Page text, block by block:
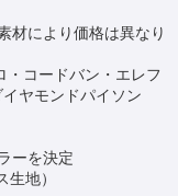
により価格は異なり
・コードバン・エレフ
ヤモンドパイソン
ーを決定
地）